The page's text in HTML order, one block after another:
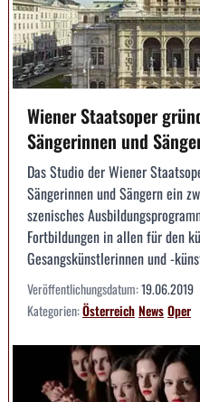
Wiener Staatsoper
Sängerinnen und
Das Studio der Wiener
Sängerinnen und Sängern ein
szenisches
Fortbildungen in allen für den
Gesangskünstlerinnen und -
Veröffentlichungsdatum:19.06.2019
Kategorien:ÖsterreichNewsOper